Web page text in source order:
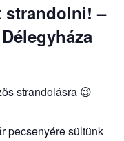
strandolni! –
strandolásra 😉
pecsenyére sültünk